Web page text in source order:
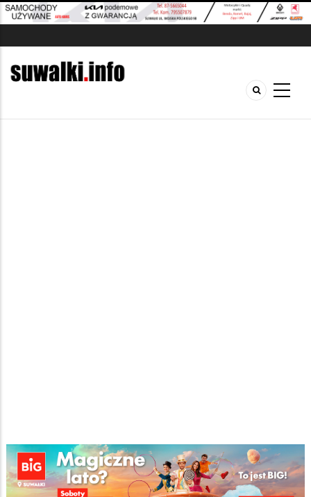
Ścieżka
Strona główna/Wiadomości/Wiadomości z regionu/
10. miejsce Powiatu Suwalskiego w rankingu inwestycji
samorządowych